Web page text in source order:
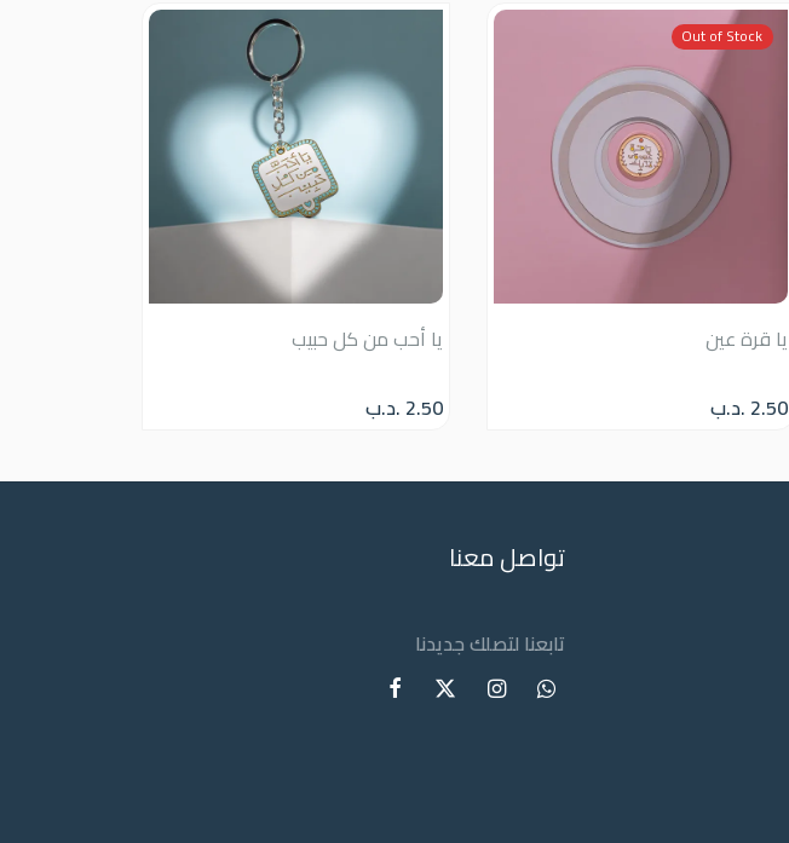
Out of Stock
يا قرة عين
2.50 .د.ب
يا أحب من كل حبيب
2.50 .د.ب
تواصل معنا
تابعنا لتصلك جديدنا